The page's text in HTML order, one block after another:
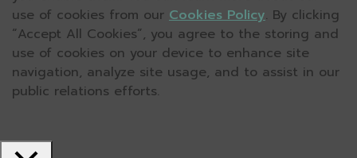
use of cookies from our Cookies Policy. By clicking
“Accept All Cookies”, you agree to the storing and
use of cookies on your device to enhance site
navigation, analyze site usage, and to assist in our
public relations efforts.